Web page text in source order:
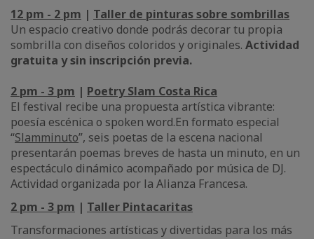
12 pm - 2 pm | Taller de pinturas sobre sombrillas
Un espacio creativo donde podrás decorar tu propia
sombrilla con diseños coloridos y originales. Actividad
gratuita y sin inscripción previa.
2 pm - 3 pm | Poetry Slam Costa Rica
El festival recibe una propuesta artística vibrante:
poesía escénica o spoken word.En formato especial
“Slamminuto”, seis poetas de la escena nacional
presentarán poemas breves de hasta un minuto, en un
espectáculo dinámico acompañado por música de DJ.
Actividad organizada por la Alianza Francesa.
2 pm - 3 pm | Taller Pintacaritas
Transformaciones artísticas y divertidas para los más